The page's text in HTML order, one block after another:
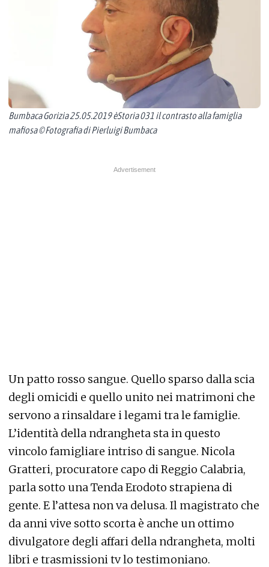
Bumbaca Gorizia 25.05.2019 èStoria 031 il contrasto alla famiglia
mafiosa © Fotografia di Pierluigi Bumbaca
Un patto rosso sangue. Quello sparso dalla scia
degli omicidi e quello unito nei matrimoni che
servono a rinsaldare i legami tra le famiglie.
L’identità della ndrangheta sta in questo
vincolo famigliare intriso di sangue. Nicola
Gratteri, procuratore capo di Reggio Calabria,
parla sotto una Tenda Erodoto strapiena di
gente. E l’attesa non va delusa. Il magistrato che
da anni vive sotto scorta è anche un ottimo
divulgatore degli affari della ndrangheta, molti
libri e trasmissioni tv lo testimoniano.